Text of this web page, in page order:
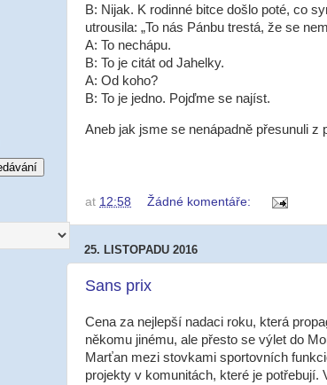
B: Nijak. K rodinné bitce došlo poté, co
utrousila: „To nás Pánbu trestá, že se
A: To nechápu.
B: To je citát od Jahelky.
A: Od koho?
B: To je jedno. Pojďme se najíst.
Aneb jak jsme se nenápadně přesunuli z
at 12:58 Žádné komentáře:
25. LISTOPADU 2016
Sans prix
Cena za nejlepší nadaci roku, která
někomu jinému, ale přesto se výlet do
Marťan mezi stovkami sportovních
projekty v komunitách, které je